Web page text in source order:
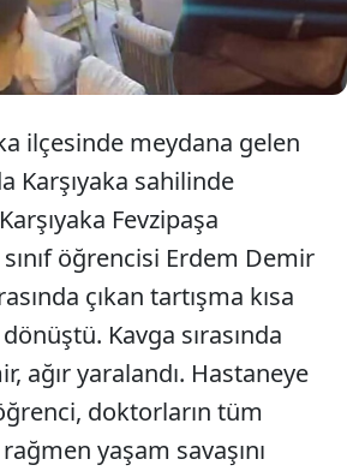
bir dönem Sevgi Evi’nde kaldığı
ilçesinde meydana gelen
Karşıyaka sahilinde
Fevzipaşa
öğrencisi Erdem Demir
çıkan tartışma kısa
Kavga sırasında
ağır yaralandı. Hastaneye
doktorların tüm
yaşam savaşını